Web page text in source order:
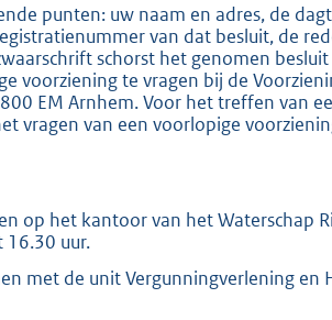
punten: uw naam en adres, de
van dat besluit, de
schorst het genomen
voorziening te vragen bij de
EM Arnhem. Voor het treffen van
vragen van een voorlopige
op het kantoor van het Waterschap
16.30 uur.
met de unit Vergunningverlening en